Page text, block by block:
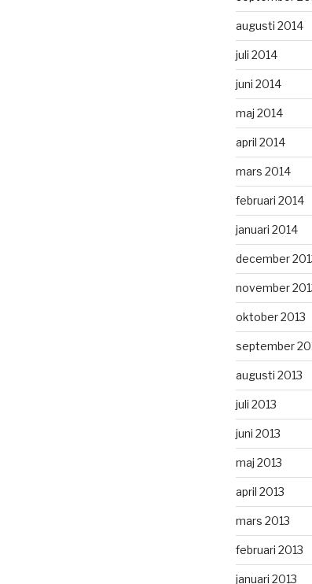
augusti 2014
juli 2014
juni 2014
maj 2014
april 2014
mars 2014
februari 2014
januari 2014
december
november
oktober 2013
september
augusti 2013
juli 2013
juni 2013
maj 2013
april 2013
mars 2013
februari 2013
januari 2013